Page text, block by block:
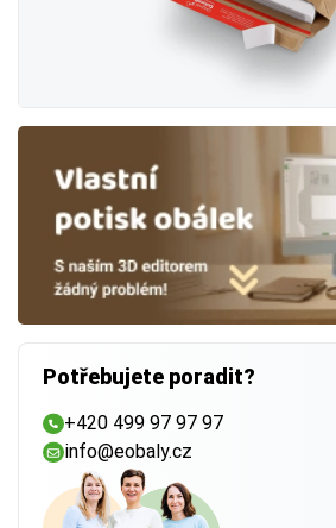
Potřebujete poradit?
+420 499 97 97 97
info@eobaly.cz